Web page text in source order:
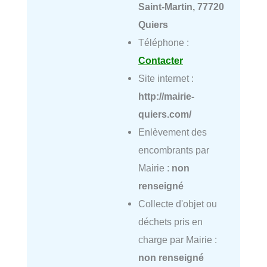
Saint-Martin, 77720
Quiers
Téléphone :
Contacter
Site internet :
http://mairie-
quiers.com/
Enlèvement des
encombrants par
Mairie : non
renseigné
Collecte d'objet ou
déchets pris en
charge par Mairie :
non renseigné